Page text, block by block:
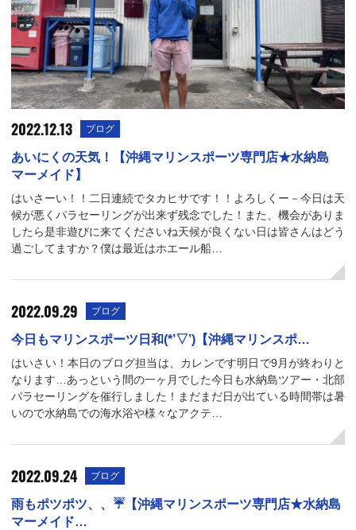
2022.12.13 ブログ
あいにくの天気！【沖縄マリンスポーツ専門店★水納島
マーメイド】
はいさーい！！二日連続でタカヒサです！！よろしくー－今日は天
候が悪くパラセーリングが出来ず残念でした！また、機会がありま
したら是非遊びに来てくださいね天候が良くない日は皆さんはどう
過ごしてますか？僕は最近はホエール船…
2022.09.29 ブログ
今日もマリンスポーツ日和(*’▽’)【沖縄マリンスポ…
はいさい！本日のブログ担当は、カレンです明日で9月が終わりと
なります…あっという間の一ヶ月でした今日も水納島ツアー・北部
パラセーリングを催行しました！まだまだ日が出ている時間帯は暑
いので水納島での海水浴や様々なアクテ…
2022.09.24 ブログ
雨もポツポツ、、☔【沖縄マリンスポーツ専門店★水納島
マーメイド…